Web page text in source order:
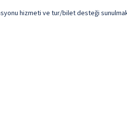
hizmeti ve tur/bilet desteği